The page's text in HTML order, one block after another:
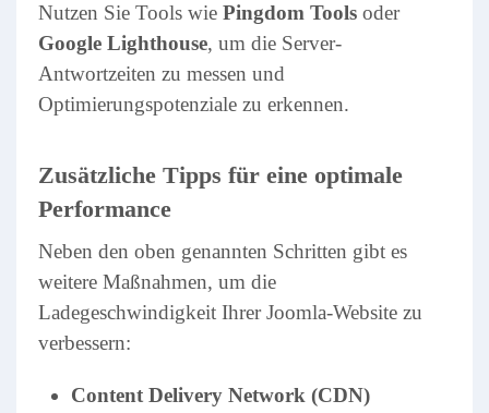
Nutzen Sie Tools wie Pingdom Tools oder
Google Lighthouse, um die Server-
Antwortzeiten zu messen und
Optimierungspotenziale zu erkennen.
Zusätzliche Tipps für eine optimale
Performance
Neben den oben genannten Schritten gibt es
weitere Maßnahmen, um die
Ladegeschwindigkeit Ihrer Joomla-Website zu
verbessern:
Content Delivery Network (CDN)